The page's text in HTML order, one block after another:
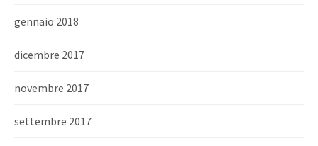
gennaio 2018
dicembre 2017
novembre 2017
settembre 2017